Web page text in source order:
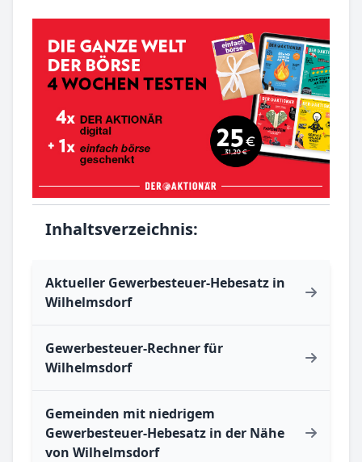
Inhaltsverzeichnis:
Aktueller Gewerbesteuer-Hebesatz in
Wilhelmsdorf
Gewerbesteuer-Rechner für
Wilhelmsdorf
Gemeinden mit niedrigem
Gewerbesteuer-Hebesatz in der Nähe
von Wilhelmsdorf